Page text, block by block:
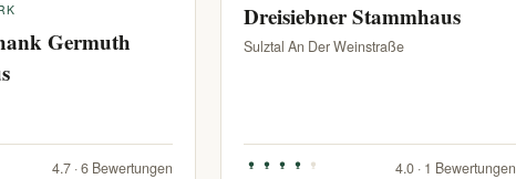
Germuth
4.7 · 6 Bewertungen
Dreisiebner Stammhaus
Sulztal An Der Weinstraße
4.0 · 1 Bewertungen